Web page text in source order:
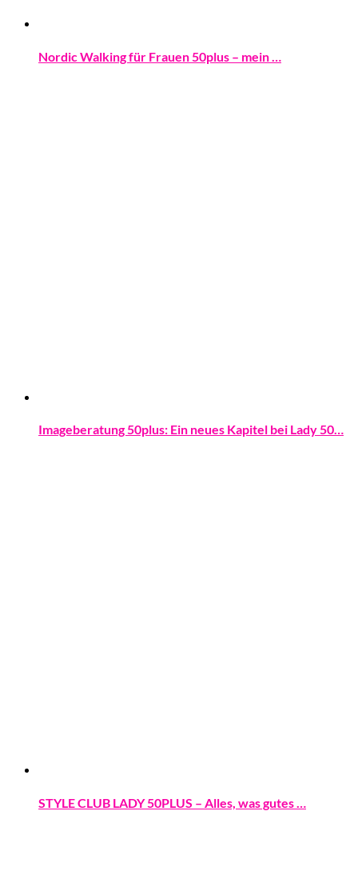
Nordic Walking für Frauen 50plus – mein …
Imageberatung 50plus: Ein neues Kapitel bei Lady 50…
STYLE CLUB LADY 50PLUS – Alles, was gutes …